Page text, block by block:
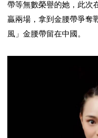
帶等無數榮譽的她，此次
贏兩場，拿到金腰帶爭奪
風」金腰帶留在中國。